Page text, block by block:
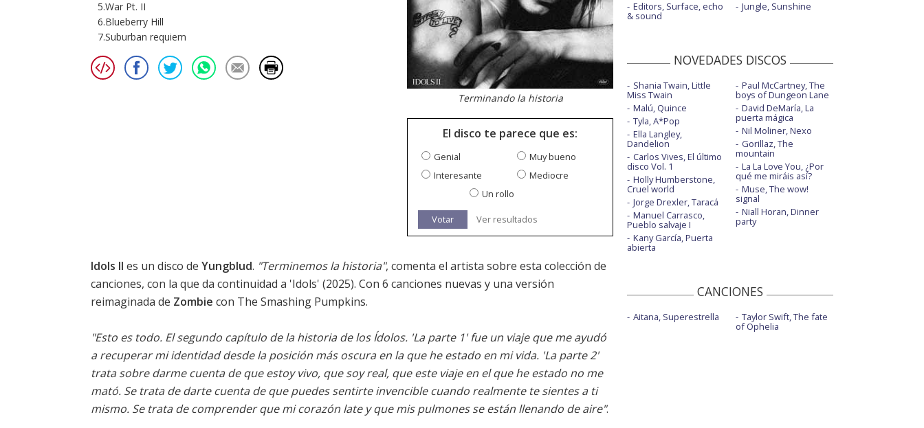
5.War Pt. II
6.Blueberry Hill
7.Suburban requiem
Terminando la historia
El disco te parece que es:
Genial
Muy bueno
Interesante
Mediocre
Un rollo
Votar Ver resultados
Idols II es un disco de Yungblud. "Terminemos la historia", comenta el artista sobre esta colección de
canciones, con la que da continuidad a 'Idols' (2025). Con 6 canciones nuevas y una versión
reimaginada de Zombie con The Smashing Pumpkins.
"Esto es todo. El segundo capítulo de la historia de los Ídolos. 'La parte 1' fue un viaje que me ayudó
a recuperar mi identidad desde la posición más oscura en la que he estado en mi vida. 'La parte 2'
trata sobre darme cuenta de que estoy vivo, que soy real, que este viaje en el que he estado no me
mató. Se trata de darte cuenta de que puedes sentirte invencible cuando realmente te sientes a ti
mismo. Se trata de comprender que mi corazón late y que mis pulmones se están llenando de aire".
Editors, Surface, echo
& sound
Jungle, Sunshine
NOVEDADES DISCOS
Shania Twain, Little
Miss Twain
Malú, Quince
Tyla, A*Pop
Ella Langley,
Dandelion
Carlos Vives, El último
disco Vol. 1
Holly Humberstone,
Cruel world
Jorge Drexler, Taracá
Manuel Carrasco,
Pueblo salvaje I
Kany García, Puerta
abierta
Paul McCartney, The
boys of Dungeon Lane
David DeMaría, La
puerta mágica
Nil Moliner, Nexo
Gorillaz, The
mountain
La La Love You, ¿Por
qué me miráis así?
Muse, The wow!
signal
Niall Horan, Dinner
party
CANCIONES
Aitana, Superestrella Taylor Swift, The fate
of Ophelia